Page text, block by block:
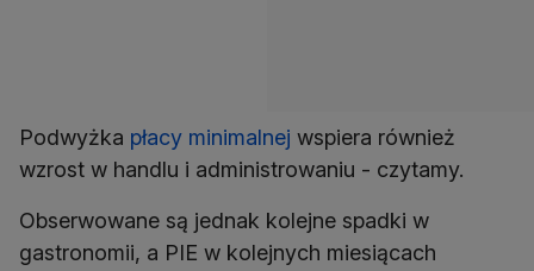
Podwyżka płacy minimalnej wspiera również
Obserwowane są jednak kolejne spadki w
gastronomii, a PIE w kolejnych miesiącach